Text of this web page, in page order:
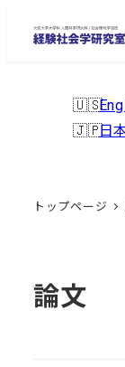
日
トップページ
論文